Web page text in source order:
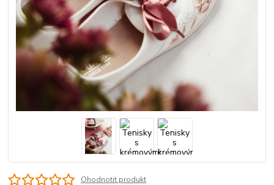
Ohodnotit produkt